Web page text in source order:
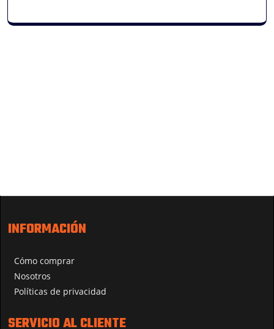
INFORMACIÓN
Cómo comprar
Nosotros
Políticas de privacidad
SERVICIO AL CLIENTE